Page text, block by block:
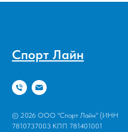
Спорт Лайн
© 2026 ООО "Спорт Лайн" (ИНН
7810737003 КПП 781401001